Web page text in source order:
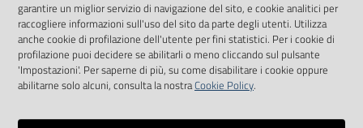
SEGUICI SU
TwitterFacebookYoutube
garantire un miglior servizio di navigazione del sito, e cookie analitici per
raccogliere informazioni sull'uso del sito da parte degli utenti. Utilizza
anche cookie di profilazione dell'utente per fini statistici. Per i cookie di
profilazione puoi decidere se abilitarli o meno cliccando sul pulsante
'Impostazioni'. Per saperne di più, su come disabilitare i cookie oppure
abilitarne solo alcuni, consulta la nostraCookie Policy.